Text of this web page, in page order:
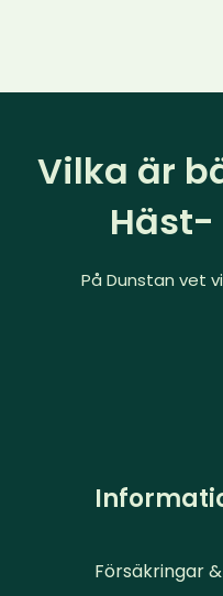
Vilka är
Häst-
På Dunstan vet
Försäkringar